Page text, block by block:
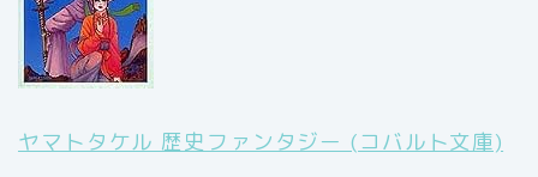
ヤマトタケル 歴史ファンタジー (コバルト文庫)